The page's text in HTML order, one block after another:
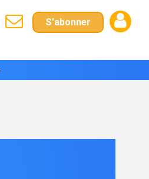
S'abonner